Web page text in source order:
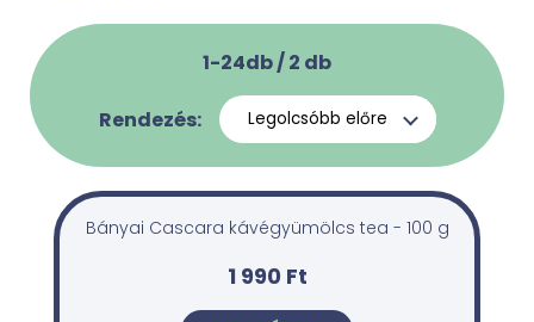
1-24db /2 db
Rendezés:
Bányai Cascara kávégyümölcs tea - 100 g
1 990 Ft